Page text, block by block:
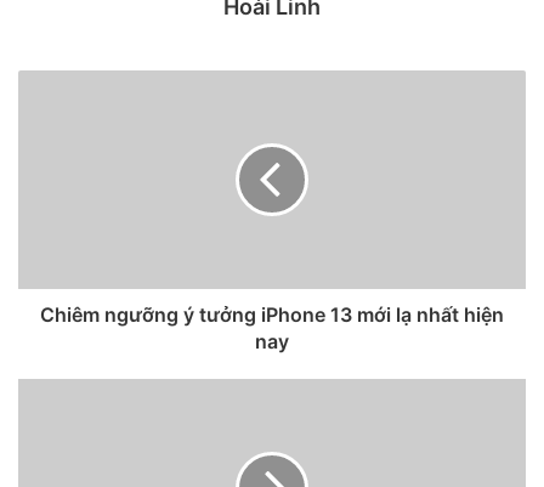
Khảo sát về những tính năng người dùng mong muốn có
Tương tự, người dùng iPhone và iPad được yêu cầu chọn
tính năng yêu thích trong bản cập nhật iOS 14.5 được phát
hành gần đây. Tính năng Minh bạch theo dõi ứng dụng
36% người phản hồi cho hay đây là tính năng tốt nhất của
Hoài Linh
Chiêm ngưỡng ý tưởng iPhone 13 mới lạ nhất hiện
nay